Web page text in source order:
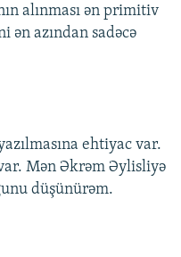
alınması ən primitiv
ən azından sadəcə
ehtiyac var.
Mən Əkrəm Əylisliyə
düşünürəm.